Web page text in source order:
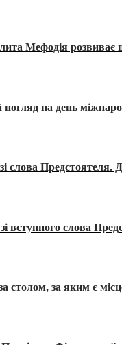
Мефодія розвиває
на день
зі слова
вступного слова
столом, за яким є